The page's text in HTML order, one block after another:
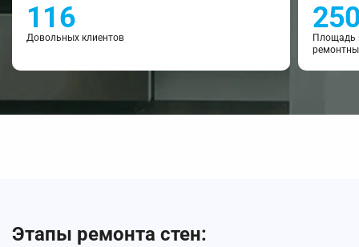
116
Довольных клиентов
Площадь
Этапы ремонта стен: